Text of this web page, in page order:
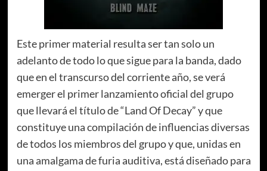
Este primer material resulta ser tan solo un
adelanto de todo lo que sigue para la banda, dado
que en el transcurso del corriente año, se verá
emerger el primer lanzamiento oficial del grupo
que llevará el título de “Land Of Decay” y que
constituye una compilación de influencias diversas
de todos los miembros del grupo y que, unidas en
una amalgama de furia auditiva, está diseñado para